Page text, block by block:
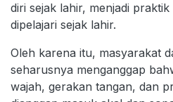
diri sejak lahir, menjadi
dipelajari sejak lahir.
Oleh karena itu, masyarakat
seharusnya menganggap
wajah, gerakan tangan, dan